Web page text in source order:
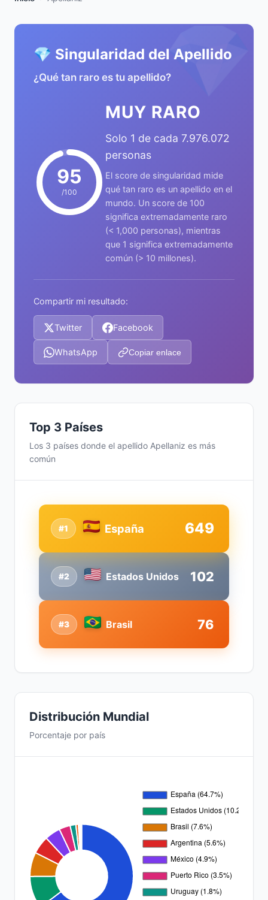
💎
💎 Singularidad del Apellido
¿Qué tan raro es tu apellido?
95
/100
MUY RARO
Solo 1 de cada 7.976.072
personas
El score de singularidad mide
qué tan raro es un apellido en el
mundo. Un score de 100
significa extremadamente raro
(< 1,000 personas), mientras
que 1 significa extremadamente
común (> 10 millones).
Compartir mi resultado:
Twitter Facebook
WhatsApp Copiar enlace
Top 3 Países
Los 3 países donde el apellido Apellaniz es más
común
#2 Estados Unidos 102
#1 España 649
#3 Brasil 76
Distribución Mundial
Porcentaje por país